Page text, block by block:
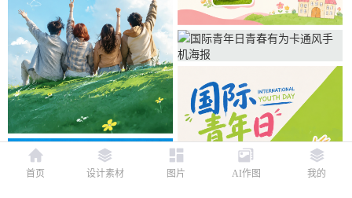
首页 设计素材 图片 AI作图 我的